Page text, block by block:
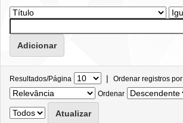
Resultados/Página | Ordenar registros por
Ordenar